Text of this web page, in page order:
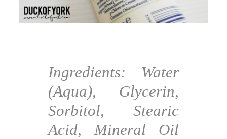
Ingredients: Water
(Aqua), Glycerin,
Sorbitol, Stearic
Acid, Mineral Oil